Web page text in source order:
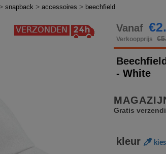
> snapback > accessoires > beechfield
Vanaf
Verkoopprijs
Beechfield
- White
Gratis
kleur